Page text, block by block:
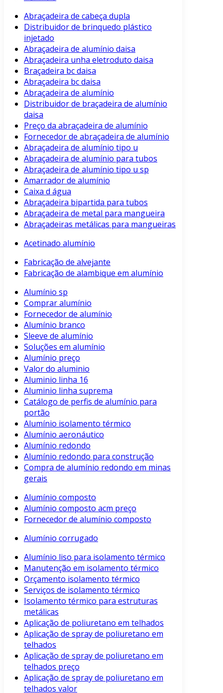
Abraçadeira de cabeça dupla
Distribuidor de brinquedo plástico
injetado
Abraçadeira de alumínio daisa
Abraçadeira unha eletroduto daisa
Braçadeira bc daisa
Abraçadeira bc daisa
Abraçadeira de alumínio
Distribuidor de braçadeira de alumínio
daisa
Preço da abraçadeira de alumínio
Fornecedor de abraçadeira de alumínio
Abraçadeira de alumínio tipo u
Abraçadeira de alumínio para tubos
Abraçadeira de alumínio tipo u sp
Amarrador de alumínio
Caixa d água
Abraçadeira bipartida para tubos
Abraçadeira de metal para mangueira
Abraçadeiras metálicas para mangueiras
Acetinado alumínio
Fabricação de alvejante
Fabricação de alambique em alumínio
Alumínio sp
Comprar alumínio
Fornecedor de alumínio
Alumínio branco
Sleeve de alumínio
Soluções em alumínio
Alumínio preço
Valor do aluminio
Aluminio linha 16
Aluminio linha suprema
Catálogo de perfis de alumínio para
portão
Alumínio isolamento térmico
Alumínio aeronáutico
Alumínio redondo
Alumínio redondo para construção
Compra de alumínio redondo em minas
gerais
Alumínio composto
Alumínio composto acm preço
Fornecedor de alumínio composto
Alumínio corrugado
Alumínio liso para isolamento térmico
Manutenção em isolamento térmico
Orçamento isolamento térmico
Serviços de isolamento térmico
Isolamento térmico para estruturas
metálicas
Aplicação de poliuretano em telhados
Aplicação de spray de poliuretano em
telhados
Aplicação de spray de poliuretano em
telhados preço
Aplicação de spray de poliuretano em
telhados valor